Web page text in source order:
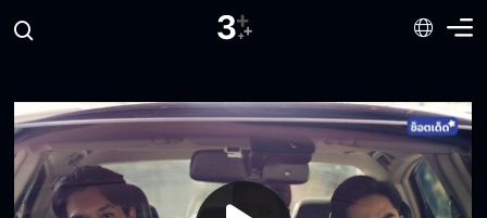
ระหว่างเราไม่มีอะไรติดค้างกันอีกแล้ว